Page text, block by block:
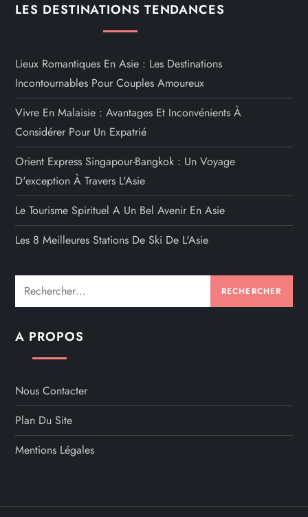
LES DESTINATIONS TENDANCES
Lieux Romantiques En Asie : Les Destinations
Incontournables Pour Couples Amoureux
Vivre En Malaisie : Avantages Et Inconvénients À
Considérer Pour Un Expatrié
Orient Express Singapour-Bangkok : Un Voyage
D'exception À Travers L'Asie
Le Tourisme Spirituel A Un Bel Avenir En Asie
Les 8 Meilleures Stations De Ski De L'Asie
Rechercher :
A PROPOS
Nous Contacter
Plan Du Site
Mentions Légales